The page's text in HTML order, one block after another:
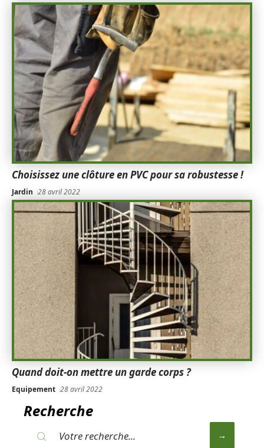
Choisissez une clôture en PVC pour sa robustesse !
Jardin 28 avril 2022
Quand doit-on mettre un garde corps ?
Equipement 28 avril 2022
Recherche